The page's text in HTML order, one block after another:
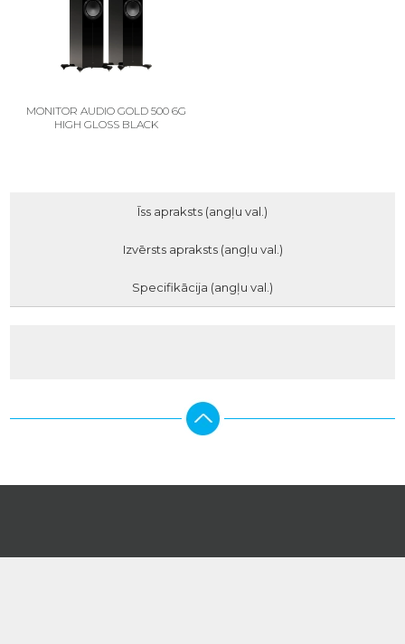
MONITOR AUDIO GOLD 500 6G
HIGH GLOSS BLACK
Īss apraksts (angļu val.)
Izvērsts apraksts (angļu val.)
Specifikācija (angļu val.)